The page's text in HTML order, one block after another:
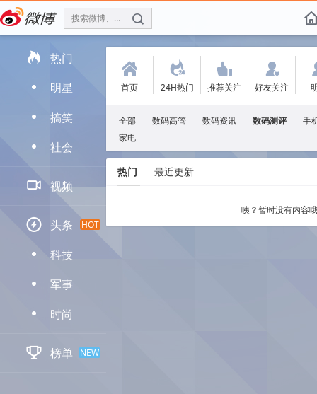
搜索微博、找人 f
 热门
D 明星
D 搞笑
D 社会
 视频
 头条 HOT
D 科技
D 军事
D 时尚
 榜单 NEW
(
首页
.
24H热门
'
推荐关注
:
好友关注
全部 数码高管 数码资讯 数码测评
手
家电
热门 最近更新
咦？暂时没有内容